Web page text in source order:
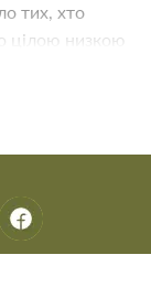
тих, хто
цілою низкою
модулів,